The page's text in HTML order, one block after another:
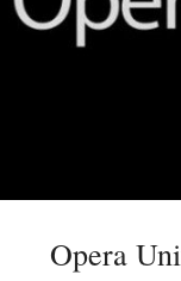
Opera